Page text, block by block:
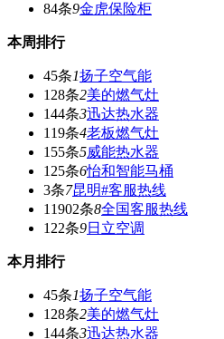
84条9金虎保险柜
本周排行
45条1扬子空气能
128条2美的燃气灶
144条3迅达热水器
119条4老板燃气灶
155条5威能热水器
125条6怡和智能马桶
3条7昆明#客服热线
11902条8全国客服热线
122条9日立空调
本月排行
45条1扬子空气能
128条2美的燃气灶
144条3迅达热水器